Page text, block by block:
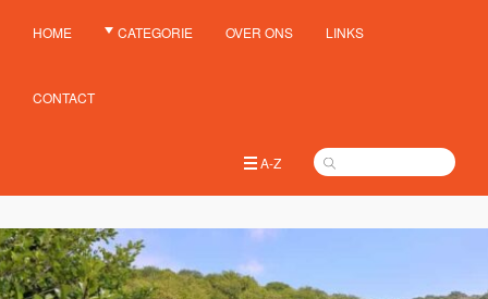
HOME CATEGORIE OVER ONS LINKS
CONTACT
A-Z